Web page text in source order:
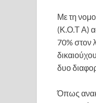
Με τη
(Κ.Ο.Τ Α)
70% στον
δυο
Όπως